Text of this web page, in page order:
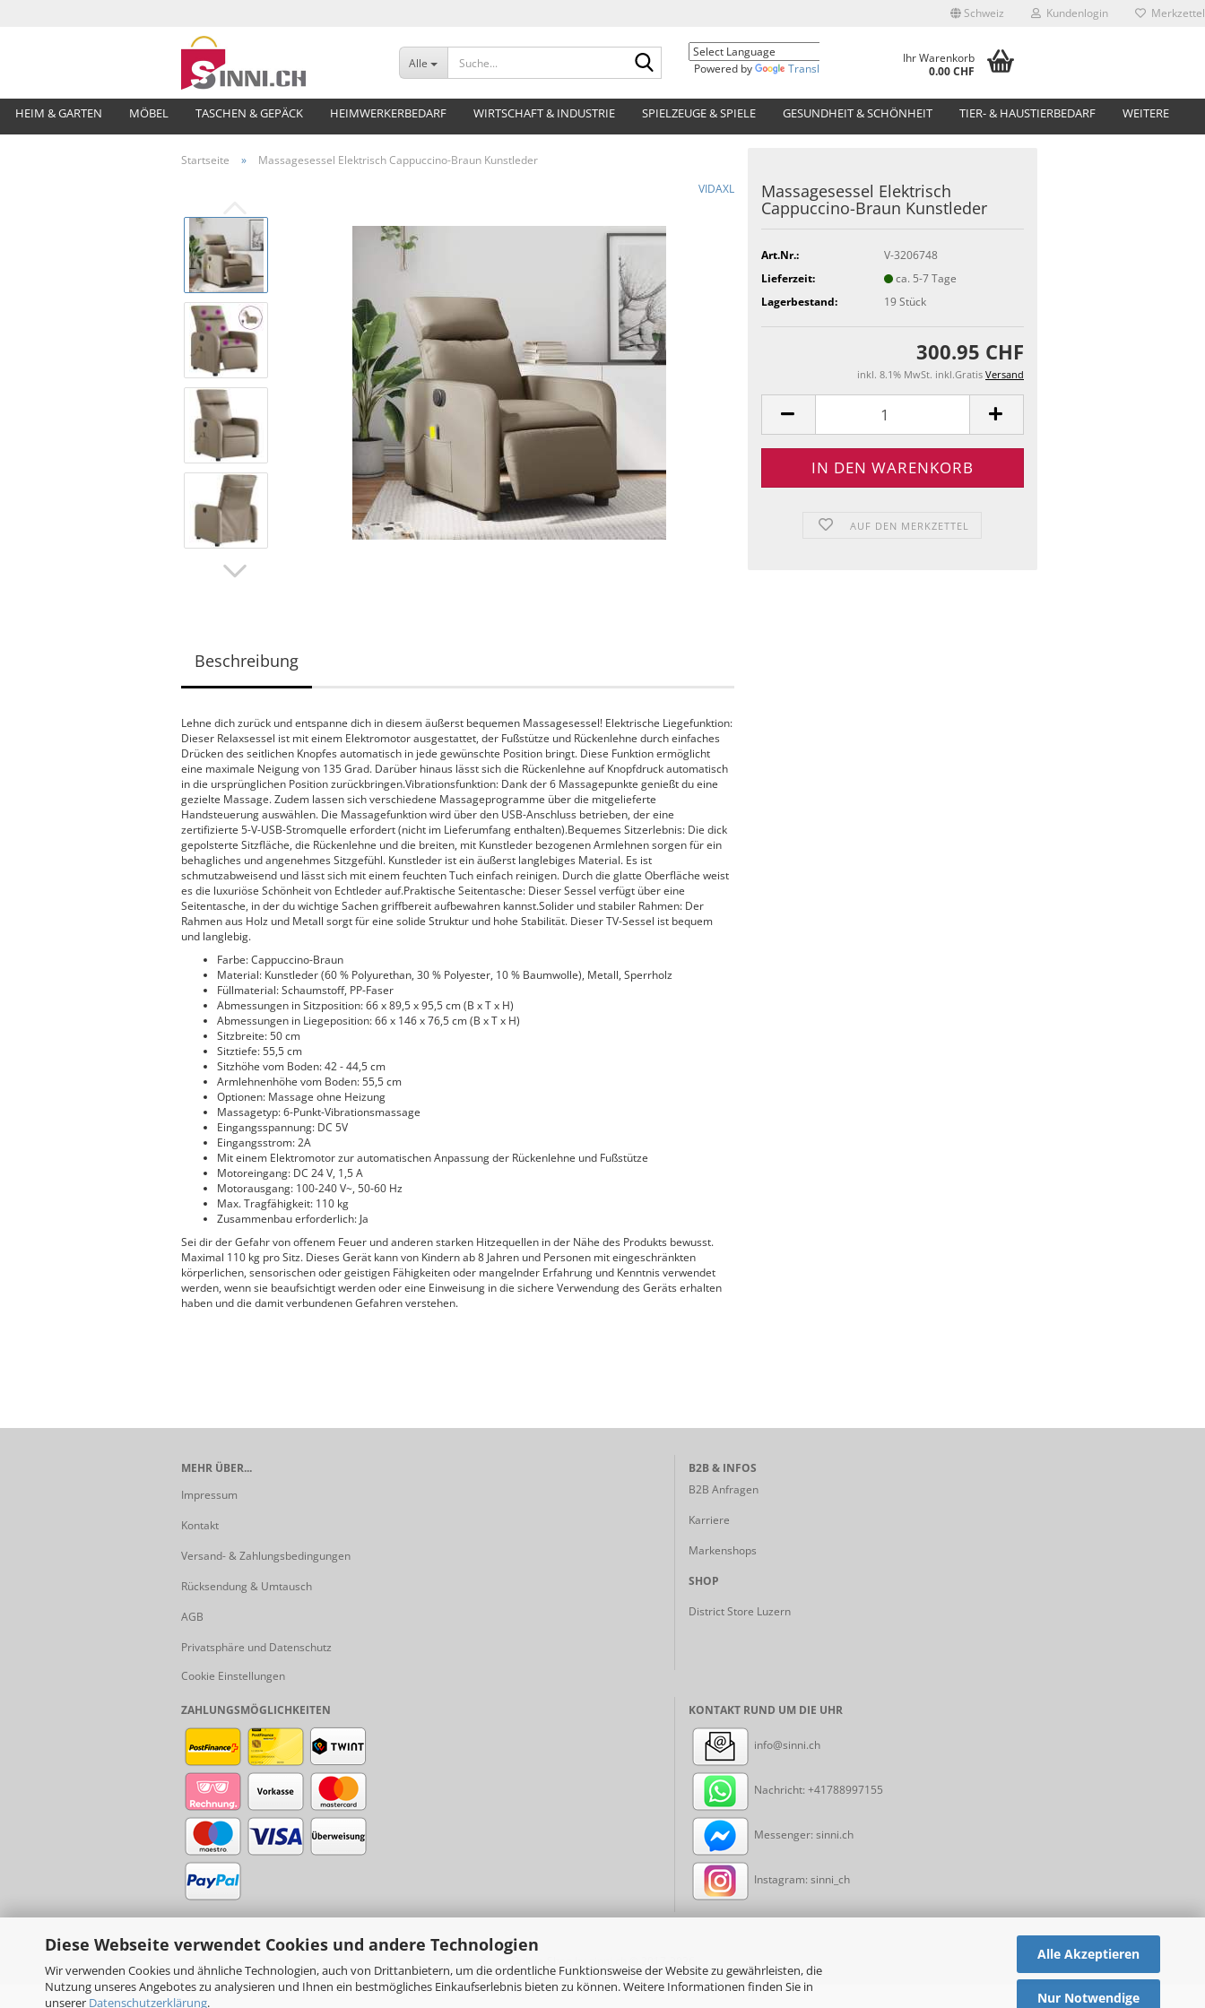
Diese Webseite verwendet Cookies und andere Technologien
Wir verwenden Cookies und ähnliche Technologien, auch von Drittanbietern, um die ordentliche Funktionsweise der Website zu gewährleisten, die
Nutzung unseres Angebotes zu analysieren und Ihnen ein bestmögliches Einkaufserlebnis bieten zu können. Weitere Informationen finden Sie in
unserer Datenschutzerklärung.
Alle Akzeptieren
Nur Notwendige
Schweiz Kundenlogin Merkzettel
Alle
Suche...
Powered by
Translate
Ihr Warenkorb
0.00 CHF
HEIM & GARTEN MÖBEL TASCHEN & GEPÄCK HEIMWERKERBEDARF WIRTSCHAFT & INDUSTRIE SPIELZEUGE & SPIELE GESUNDHEIT & SCHÖNHEIT TIER- & HAUSTIERBEDARF WEITERE
Startseite »
Massagesessel Elektrisch Cappuccino-Braun Kunstleder
VIDAXL
Massagesessel Elektrisch
Cappuccino-Braun Kunstleder
Art.Nr.:
V-3206748
Lieferzeit:
ca. 5-7 Tage
Lagerbestand:
19Stück
300.95 CHF
inkl. 8.1% MwSt. inkl.Gratis Versand
AUF DEN MERKZETTEL
Beschreibung
Lehne dich zurück und entspanne dich in diesem äußerst bequemen Massagesessel! Elektrische Liegefunktion:
Dieser Relaxsessel ist mit einem Elektromotor ausgestattet, der Fußstütze und Rückenlehne durch einfaches
Drücken des seitlichen Knopfes automatisch in jede gewünschte Position bringt. Diese Funktion ermöglicht
eine maximale Neigung von 135 Grad. Darüber hinaus lässt sich die Rückenlehne auf Knopfdruck automatisch
in die ursprünglichen Position zurückbringen.Vibrationsfunktion: Dank der 6 Massagepunkte genießt du eine
gezielte Massage. Zudem lassen sich verschiedene Massageprogramme über die mitgelieferte
Handsteuerung auswählen. Die Massagefunktion wird über den USB-Anschluss betrieben, der eine
zertifizierte 5-V-USB-Stromquelle erfordert (nicht im Lieferumfang enthalten).Bequemes Sitzerlebnis: Die dick
gepolsterte Sitzfläche, die Rückenlehne und die breiten, mit Kunstleder bezogenen Armlehnen sorgen für ein
behagliches und angenehmes Sitzgefühl. Kunstleder ist ein äußerst langlebiges Material. Es ist
schmutzabweisend und lässt sich mit einem feuchten Tuch einfach reinigen. Durch die glatte Oberfläche weist
es die luxuriöse Schönheit von Echtleder auf.Praktische Seitentasche: Dieser Sessel verfügt über eine
Seitentasche, in der du wichtige Sachen griffbereit aufbewahren kannst.Solider und stabiler Rahmen: Der
Rahmen aus Holz und Metall sorgt für eine solide Struktur und hohe Stabilität. Dieser TV-Sessel ist bequem
und langlebig.
Farbe: Cappuccino-Braun
Material: Kunstleder (60 % Polyurethan, 30 % Polyester, 10 % Baumwolle), Metall, Sperrholz
Füllmaterial: Schaumstoff, PP-Faser
Abmessungen in Sitzposition: 66 x 89,5 x 95,5 cm (B x T x H)
Abmessungen in Liegeposition: 66 x 146 x 76,5 cm (B x T x H)
Sitzbreite: 50 cm
Sitztiefe: 55,5 cm
Sitzhöhe vom Boden: 42 - 44,5 cm
Armlehnenhöhe vom Boden: 55,5 cm
Optionen: Massage ohne Heizung
Massagetyp: 6-Punkt-Vibrationsmassage
Eingangsspannung: DC 5V
Eingangsstrom: 2A
Mit einem Elektromotor zur automatischen Anpassung der Rückenlehne und Fußstütze
Motoreingang: DC 24 V, 1,5 A
Motorausgang: 100-240 V~, 50-60 Hz
Max. Tragfähigkeit: 110 kg
Zusammenbau erforderlich: Ja
Sei dir der Gefahr von offenem Feuer und anderen starken Hitzequellen in der Nähe des Produkts bewusst.
Maximal 110 kg pro Sitz. Dieses Gerät kann von Kindern ab 8 Jahren und Personen mit eingeschränkten
körperlichen, sensorischen oder geistigen Fähigkeiten oder mangelnder Erfahrung und Kenntnis verwendet
werden, wenn sie beaufsichtigt werden oder eine Einweisung in die sichere Verwendung des Geräts erhalten
haben und die damit verbundenen Gefahren verstehen.
MEHR ÜBER...
Impressum
Kontakt
Versand- & Zahlungsbedingungen
Rücksendung & Umtausch
AGB
Privatsphäre und Datenschutz
Cookie Einstellungen
B2B & INFOS
B2B Anfragen
Karriere
Markenshops
SHOP
District Store Luzern
ZAHLUNGSMÖGLICHKEITEN KONTAKT RUND UM DIE UHR
info@sinni.ch
Nachricht: +41788997155
Messenger: sinni.ch
Instagram: sinni_ch